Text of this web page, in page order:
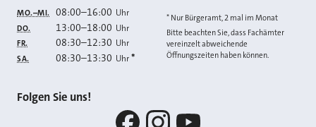
MO.–MI. 08:00–16:00 Uhr
DO. 13:00–18:00 Uhr
FR. 08:30–12:30 Uhr
SA. 08:30–13:30 Uhr *
* Nur Bürgeramt, 2 mal im Monat
Bitte beachten Sie, dass Fachämter
vereinzelt abweichende
Öffnungszeiten haben können.
Folgen Sie uns!